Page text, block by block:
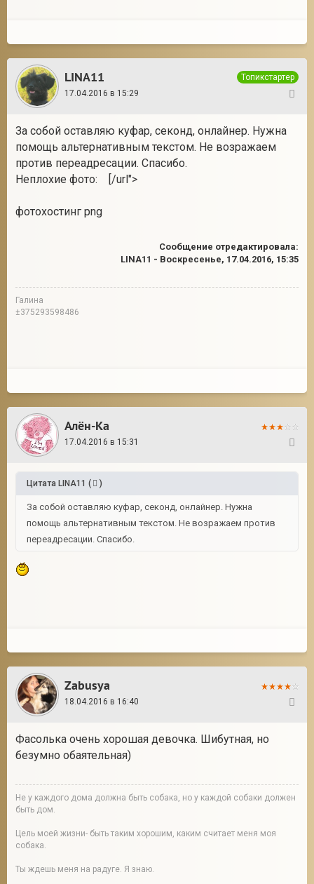
LINA11
Топикстартер
17.04.2016 в 15:29
За собой оставляю куфар, секонд, онлайнер. Нужна
помощь альтернативным текстом. Не возражаем
против переадресации. Спасибо.
Неплохие фото:
[/url">
фотохостинг png
Сообщение отредактировала:
LINA11 - Воскресенье, 17.04.2016, 15:35
Галина
±375293598486
Алён-Ка
17.04.2016 в 15:31
Цитата LINA11 ( )
За собой оставляю куфар, секонд, онлайнер. Нужна
помощь альтернативным текстом. Не возражаем против
переадресации. Спасибо.
Zabusya
18.04.2016 в 16:40
Фасолька очень хорошая девочка. Шибутная, но
безумно обаятельная)
Не у каждого дома должна быть собака, но у каждой собаки должен
быть дом.
Цель моей жизни- быть таким хорошим, каким считает меня моя
собака.
Ты ждешь меня на радуге. Я знаю.